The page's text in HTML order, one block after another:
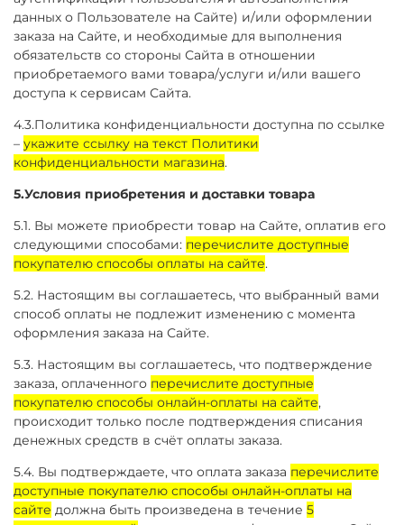
данных о Пользователе на Сайте) и/или оформлении
заказа на Сайте, и необходимые для выполнения
обязательств со стороны Сайта в отношении
приобретаемого вами товара/услуги и/или вашего
доступа к сервисам Сайта.
4.3.Политика конфиденциальности доступна по ссылке
– укажите ссылку на текст Политики
конфиденциальности магазина.
5.Условия приобретения и доставки товара
5.1. Вы можете приобрести товар на Сайте, оплатив его
следующими способами: перечислите доступные
покупателю способы оплаты на сайте.
5.2. Настоящим вы соглашаетесь, что выбранный вами
способ оплаты не подлежит изменению с момента
оформления заказа на Сайте.
5.3. Настоящим вы соглашаетесь, что подтверждение
заказа, оплаченного перечислите доступные
покупателю способы онлайн-оплаты на сайте,
происходит только после подтверждения списания
денежных средств в счёт оплаты заказа.
5.4. Вы подтверждаете, что оплата заказа перечислите
доступные покупателю способы онлайн-оплаты на
сайте должна быть произведена в течение 5